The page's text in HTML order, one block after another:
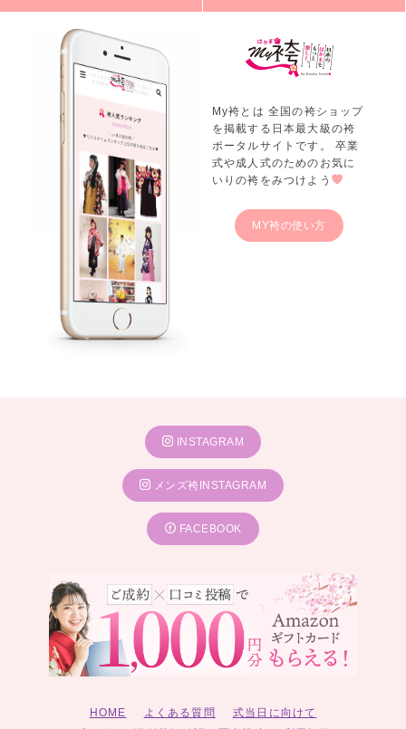
My袴とは 全国の袴ショップ
を掲載する日本最大級の袴
ポータルサイトです。 卒業
式や成人式のためのお気に
いりの袴をみつけよう
MY袴の使い方
INSTAGRAM
メンズ袴INSTAGRAM
FACEBOOK
HOME よくある質問
式当日に向けて